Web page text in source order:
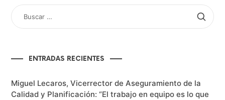
BUSCAR
POR:
ENTRADAS RECIENTES
Miguel Lecaros, Vicerrector de Aseguramiento de la
Calidad y Planificación: “El trabajo en equipo es lo que